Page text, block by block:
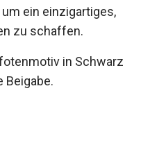
ein einzigartiges,
zu schaffen.
in Schwarz
Beigabe.